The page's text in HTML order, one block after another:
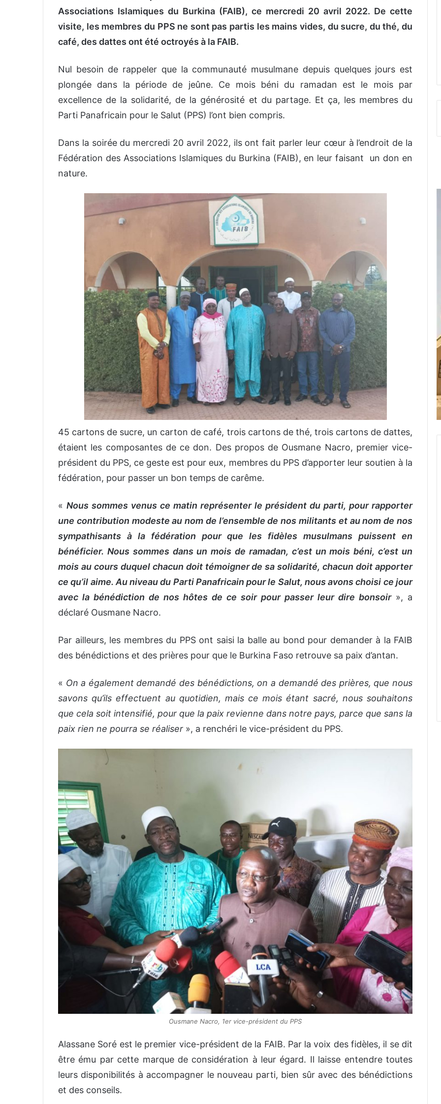
Associations Islamiques du Burkina (FAIB), ce mercredi 20 avril 2022. De cette
visite, les membres du PPS ne sont pas partis les mains vides, du sucre, du thé, du
café, des dattes ont été octroyés à la FAIB.
Nul besoin de rappeler que la communauté musulmane depuis quelques jours est
plongée dans la période de jeûne. Ce mois béni du ramadan est le mois par
excellence de la solidarité, de la générosité et du partage. Et ça, les membres du
Parti Panafricain pour le Salut (PPS) l’ont bien compris.
Dans la soirée du mercredi 20 avril 2022, ils ont fait parler leur cœur à l’endroit de la
Fédération des Associations Islamiques du Burkina (FAIB), en leur faisant un don en
nature.
45 cartons de sucre, un carton de café, trois cartons de thé, trois cartons de dattes,
étaient les composantes de ce don. Des propos de Ousmane Nacro, premier vice-
président du PPS, ce geste est pour eux, membres du PPS d’apporter leur soutien à la
fédération, pour passer un bon temps de carême.
« Nous sommes venus ce matin représenter le président du parti, pour rapporter
une contribution modeste au nom de l’ensemble de nos militants et au nom de nos
sympathisants à la fédération pour que les fidèles musulmans puissent en
bénéficier. Nous sommes dans un mois de ramadan, c’est un mois béni, c’est un
mois au cours duquel chacun doit témoigner de sa solidarité, chacun doit apporter
ce qu’il aime. Au niveau du Parti Panafricain pour le Salut, nous avons choisi ce jour
avec la bénédiction de nos hôtes de ce soir pour passer leur dire bonsoir», a
déclaré Ousmane Nacro.
Par ailleurs, les membres du PPS ont saisi la balle au bond pour demander à la FAIB
des bénédictions et des prières pour que le Burkina Faso retrouve sa paix d’antan.
« On a également demandé des bénédictions, on a demandé des prières, que nous
savons qu’ils effectuent au quotidien, mais ce mois étant sacré, nous souhaitons
que cela soit intensifié, pour que la paix revienne dans notre pays, parce que sans la
paix rien ne pourra se réaliser », a renchéri le vice-président du PPS.
Ousmane Nacro, 1er vice-président du PPS
Alassane Soré est le premier vice-président de la FAIB. Par la voix des fidèles, il se dit
être ému par cette marque de considération à leur égard. Il laisse entendre toutes
leurs disponibilités à accompagner le nouveau parti, bien sûr avec des bénédictions
et des conseils.